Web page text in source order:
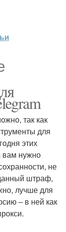
так как
для
этих
вам нужно
не
штраф,
лучше для
– в ней как